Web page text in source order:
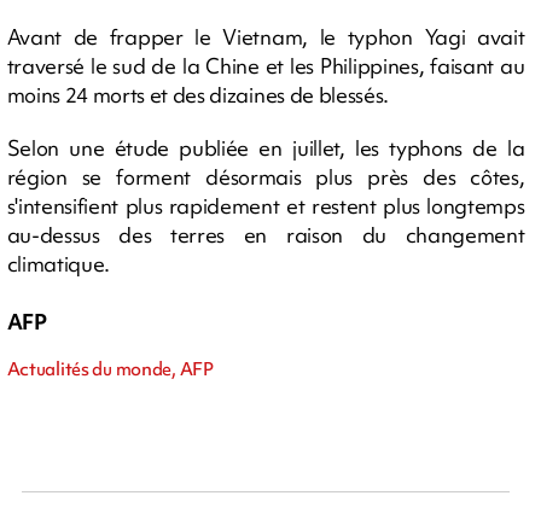
Avant de frapper le Vietnam, le typhon Yagi avait
traversé le sud de la Chine et les Philippines, faisant au
moins 24 morts et des dizaines de blessés.
Selon une étude publiée en juillet, les typhons de la
région se forment désormais plus près des côtes,
s'intensifient plus rapidement et restent plus longtemps
au-dessus des terres en raison du changement
climatique.
AFP
Actualités du monde, AFP